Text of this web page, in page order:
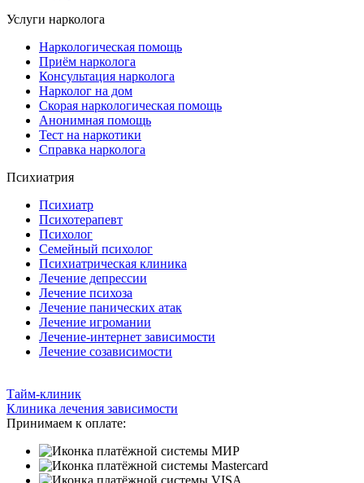
Услуги нарколога
Наркологическая помощь
Приём нарколога
Консультация нарколога
Нарколог на дом
Скорая наркологическая помощь
Анонимная помощь
Тест на наркотики
Справка нарколога
Психиатрия
Психиатр
Психотерапевт
Психолог
Семейный психолог
Психиатрическая клиника
Лечение депрессии
Лечение психоза
Лечение панических атак
Лечение игромании
Лечение-интернет зависимости
Лечение созависимости
Тайм-клиник
Клиника лечения зависимости
Принимаем к оплате: